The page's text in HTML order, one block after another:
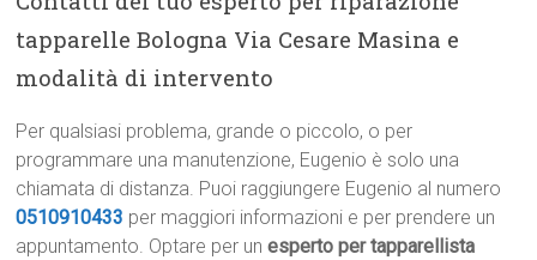
tapparelle Bologna Via Cesare Masina e
modalità di intervento
Per qualsiasi problema, grande o piccolo, o per
programmare una manutenzione, Eugenio è solo una
chiamata di distanza. Puoi raggiungere Eugenio al numero
0510910433 per maggiori informazioni e per prendere un
appuntamento. Optare per unesperto per tapparellista